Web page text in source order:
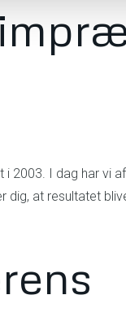
I dag har vi
dig, at resultatet